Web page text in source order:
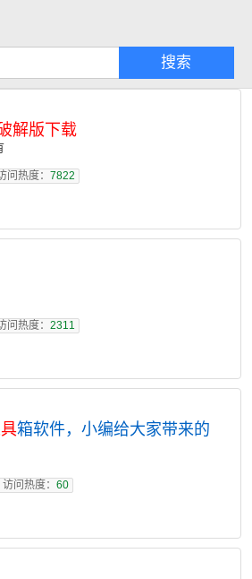
解版下载
问热度： 7822
问热度： 2311
箱软件，小编给大家带来的
访问热度： 60